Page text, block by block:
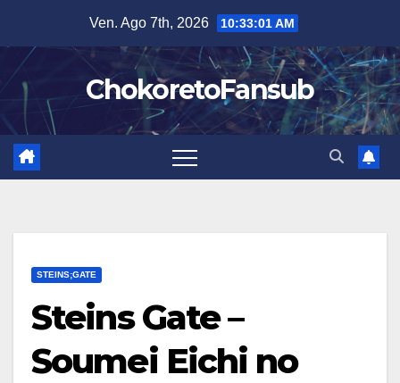
contenuto
Ven. Ago 7th, 2026 10:33:02 AM
ChokoretoFansub
STEINS;GATE
Steins Gate –
Soumei Eichi no